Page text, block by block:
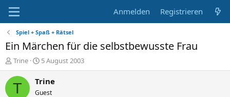
Anmelden Registrieren
Spiel + Spaß + Rätsel
Ein Märchen für die selbstbewusste Frau
E
r
s
t
Trine
E
r
s
5 August 2003
T Trine
Guest